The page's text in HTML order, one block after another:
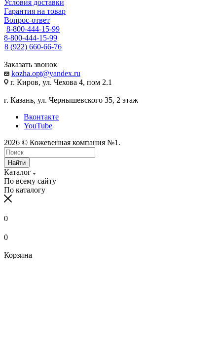
Условия доставки
Гарантия на товар
Вопрос-ответ
8-800-444-15-99
8-800-444-15-99
8 (922) 660-66-76
Заказать звонок
kozha.opt@yandex.ru
г. Киров, ул. Чехова 4, пом 2.1
г. Казань, ул. Чернышевского 35, 2 этаж
Вконтакте
YouTube
2026 © Кожевенная компания №1.
Найти
Каталог
По всему сайту
По каталогу
0
0
Корзина